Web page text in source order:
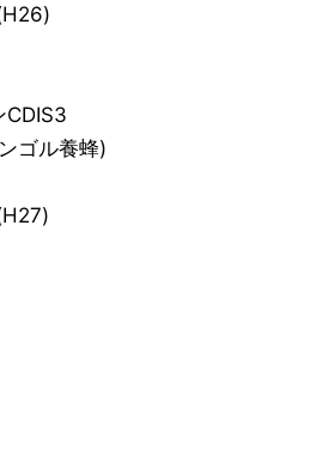
CDIS3
ゴル養蜂)